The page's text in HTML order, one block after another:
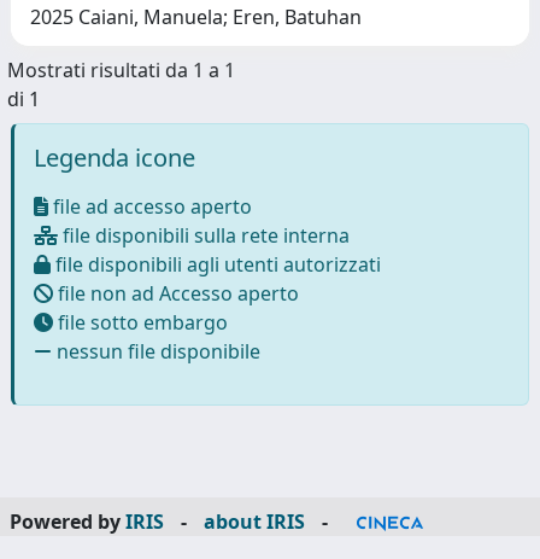
2025 Caiani, Manuela; Eren, Batuhan
Mostrati risultati da 1 a 1
di 1
Legenda icone
file ad accesso aperto
file disponibili sulla rete interna
file disponibili agli utenti autorizzati
file non ad Accesso aperto
file sotto embargo
nessun file disponibile
Powered byIRIS - about IRIS
-